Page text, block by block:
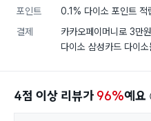
포인트
0.1% 다이소 포인트 적
결제
카카오페이머니로 3만
다이소 삼성카드 다이
4점 이상 리뷰가 96%예요